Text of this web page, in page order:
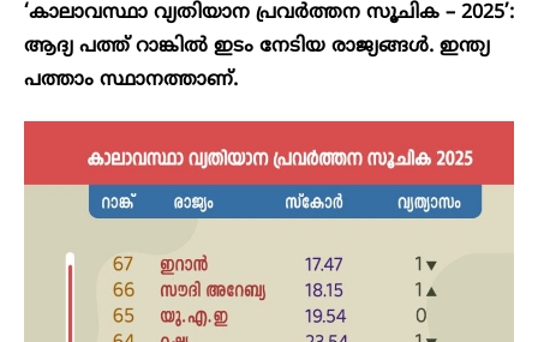
‘കാലാവസ്ഥാ വ്യതിയാന പ്രവര്‍ത്തന സൂചിക – 2025’:
ആദ്യ പത്ത് റാങ്കിൽ ഇടം നേടിയ രാജ്യങ്ങൾ. ഇന്ത്യ
പത്താം സ്ഥാനത്താണ്.